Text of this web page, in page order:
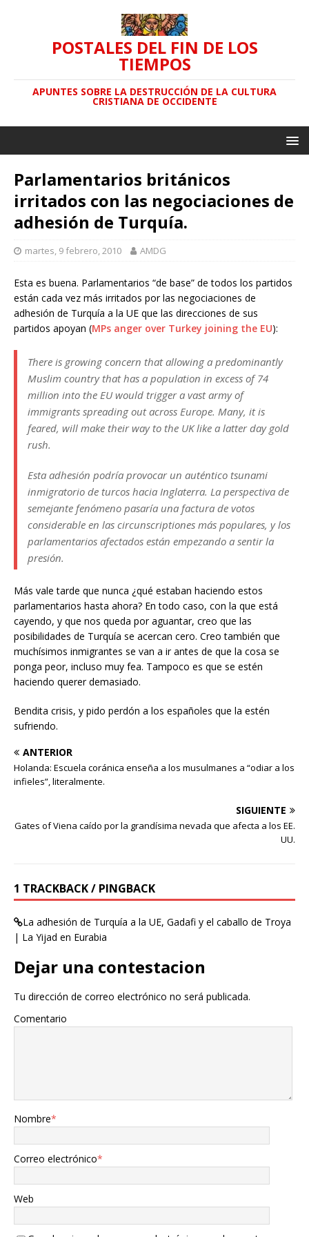
POSTALES DEL FIN DE LOS
TIEMPOS
APUNTES SOBRE LA DESTRUCCIÓN DE LA CULTURA
CRISTIANA DE OCCIDENTE
Parlamentarios británicos
irritados con las negociaciones de
adhesión de Turquía.
martes, 9 febrero, 2010 AMDG
Esta es buena. Parlamentarios “de base” de todos los partidos
están cada vez más irritados por las negociaciones de
adhesión de Turquía a la UE que las direcciones de sus
partidos apoyan (MPs anger over Turkey joining the EU):
There is growing concern that allowing a predominantly
Muslim country that has a population in excess of 74
million into the EU would trigger a vast army of
immigrants spreading out across Europe. Many, it is
feared, will make their way to the UK like a latter day gold
rush.
Esta adhesión podría provocar un auténtico tsunami
inmigratorio de turcos hacia Inglaterra. La perspectiva de
semejante fenómeno pasaría una factura de votos
considerable en las circunscriptiones más populares, y los
parlamentarios afectados están empezando a sentir la
presión.
Más vale tarde que nunca ¿qué estaban haciendo estos
parlamentarios hasta ahora? En todo caso, con la que está
cayendo, y que nos queda por aguantar, creo que las
posibilidades de Turquía se acercan cero. Creo también que
muchísimos inmigrantes se van a ir antes de que la cosa se
ponga peor, incluso muy fea. Tampoco es que se estén
haciendo querer demasiado.
Bendita crisis, y pido perdón a los españoles que la estén
sufriendo.
ANTERIOR
Holanda: Escuela coránica enseña a los musulmanes a “odiar a los
infieles”, literalmente.
SIGUIENTE
Gates of Viena caído por la grandísima nevada que afecta a los EE.
UU.
1 TRACKBACK / PINGBACK
La adhesión de Turquía a la UE, Gadafi y el caballo de Troya
| La Yijad en Eurabia
Dejar una contestacion
Tu dirección de correo electrónico no será publicada.
Comentario
Nombre*
Correo electrónico*
Web